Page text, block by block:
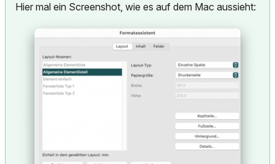
Hier mal ein Screenshot, wie es auf dem Mac aussieht: